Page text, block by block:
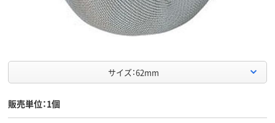
サイズ：62mm
販売単位：1個